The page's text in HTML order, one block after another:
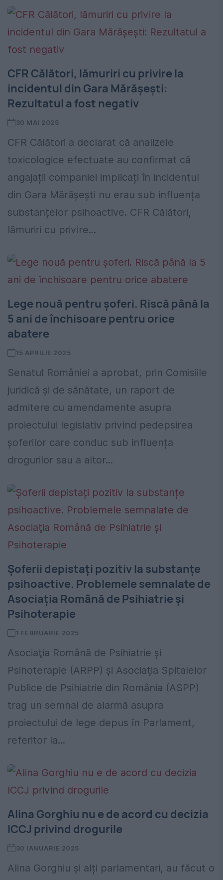
CFR Călători, lămuriri cu privire la
incidentul din Gara Mărăşeşti:
Rezultatul a fost negativ
30 MAI 2025
CFR Călători a declarat că analizele
toxicologice efectuate au confirmat că
angajații companiei implicați în incidentul
din Gara Mărășești nu erau sub influența
substanțelor psihoactive. CFR Călători,
lămuriri cu privire...
Lege nouă pentru șoferi. Riscă până la
5 ani de închisoare pentru orice
abatere
15 APRILIE 2025
Senatul României a aprobat, prin Comisiile
juridică și de sănătate, un raport de
admitere cu amendamente asupra
proiectului legislativ privind pedepsirea
șoferilor care conduc sub influența
drogurilor sau a altor...
Șoferii depistați pozitiv la substanțe
psihoactive. Problemele semnalate de
Asociaţia Română de Psihiatrie şi
Psihoterapie
1 FEBRUARIE 2025
Asociaţia Română de Psihiatrie şi
Psihoterapie (ARPP) și Asociaţia Spitalelor
Publice de Psihiatrie din România (ASPP)
trag un semnal de alarmă asupra
proiectului de lege depus în Parlament,
referitor la...
Alina Gorghiu nu e de acord cu decizia
ICCJ privind drogurile
30 IANUARIE 2025
Alina Gorghiu și alți parlamentari, au făcut o